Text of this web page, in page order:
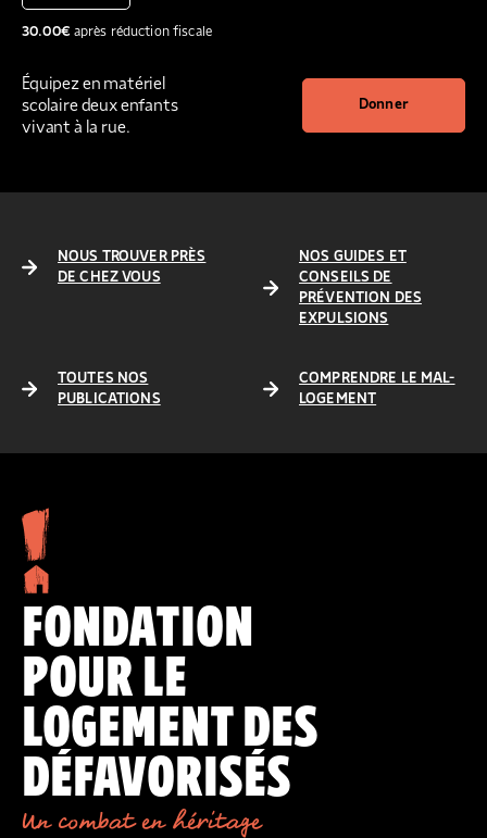
30.00€après réduction fiscale
Équipez en matériel
scolaire deux enfants
vivant à la rue.
Donner
NOUS TROUVER PRÈS
DE CHEZ VOUS
NOS GUIDES ET
CONSEILS DE
PRÉVENTION DES
EXPULSIONS
TOUTES NOS
PUBLICATIONS
COMPRENDRE LE MAL-
LOGEMENT
FONDATION
POUR LE
LOGEMENT DES
DÉFAVORISÉS
Un combat en héritage